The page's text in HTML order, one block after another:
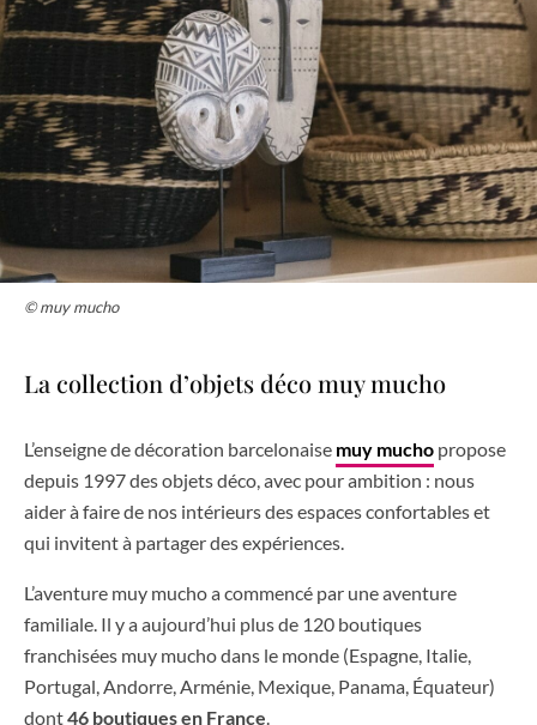
© muy mucho
La collection d’objets déco muy mucho
L’enseigne de décoration barcelonaise muy mucho propose
depuis 1997 des objets déco, avec pour ambition : nous
aider à faire de nos intérieurs des espaces confortables et
qui invitent à partager des expériences.
L’aventure muy mucho a commencé par une aventure
familiale. Il y a aujourd’hui plus de 120 boutiques
franchisées muy mucho dans le monde (Espagne, Italie,
Portugal, Andorre, Arménie, Mexique, Panama, Équateur)
dont46 boutiques en France.